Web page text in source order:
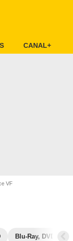
CANAL+
VF
Blu-Ray, DVD